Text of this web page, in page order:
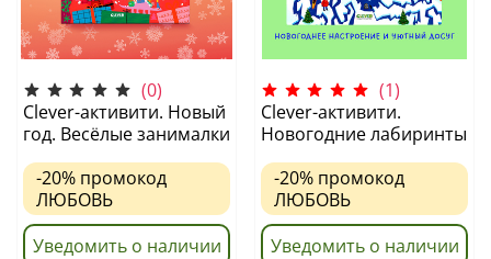
(0)
Clever-активити. Новый
год. Весёлые занималки
-20% промокод
ЛЮБОВЬ
Уведомить о наличии
(1)
Clever-активити.
Новогодние лабиринты
-20% промокод
ЛЮБОВЬ
Уведомить о наличии